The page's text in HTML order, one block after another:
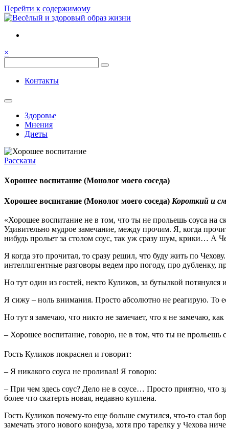
Перейти к содержимому
Весёлый и здоровый образ
Семья, общение, здоровье.
×
Весёлый и здоровый образ жизни
Контакты
Здоровье
Мнения
Диеты
Рассказы
Хорошее воспитание (Монолог моего соседа)
Хорошее воспитание (Монолог моего соседа) Короткий и
«Хорошее воспитание не в том, что ты не прольешь соуса на
Удивительно мудрое замечание, между прочим. Я, когда
нибудь прольет за столом соус, так уж сразу шум, крики… А
Я когда это прочитал, то сразу решил, что буду жить по
интеллигентные разговоры ведем про погоду, про
Но тут один из гостей, некто Куликов, за бутылкой
Я сижу – ноль внимания. Просто абсолютно не реагирую. То
Но тут я замечаю, что никто не замечает, что я не замечаю,
– Хорошее воспитание, говорю, не в том, что ты не прольешь
Гость Куликов покраснел и говорит:
– Я никакого соуса не проливал! Я говорю:
– При чем здесь соус? Дело не в соусе… Просто приятно, что
более что скатерть новая, недавно куплена.
Гость Куликов почему-то еще больше смутился, что-то стал
замечать этого нового конфуза, хотя про тарелку у Чехова